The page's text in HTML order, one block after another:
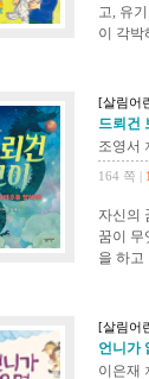
고, 유
이 각박
[살림어
드뢰건
조영서
164 쪽 |
자신의
꿈이 무
을 하고
[살림어
언니가
이은재